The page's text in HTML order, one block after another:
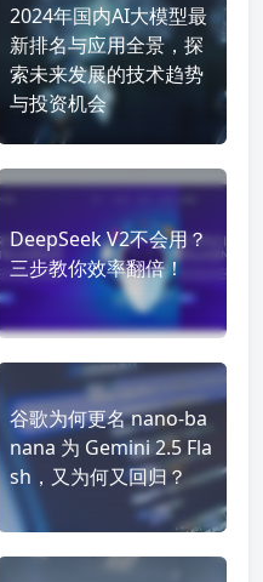
2024年国内AI大模型最
新排名与应用全景，探
索未来发展的技术趋势
与投资机会
DeepSeek V2不会用？
三步教你效率翻倍！
谷歌为何更名 nano-ba
nana 为 Gemini 2.5 Fla
sh，又为何又回归？